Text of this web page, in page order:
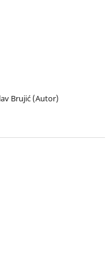
Brujić (Autor)